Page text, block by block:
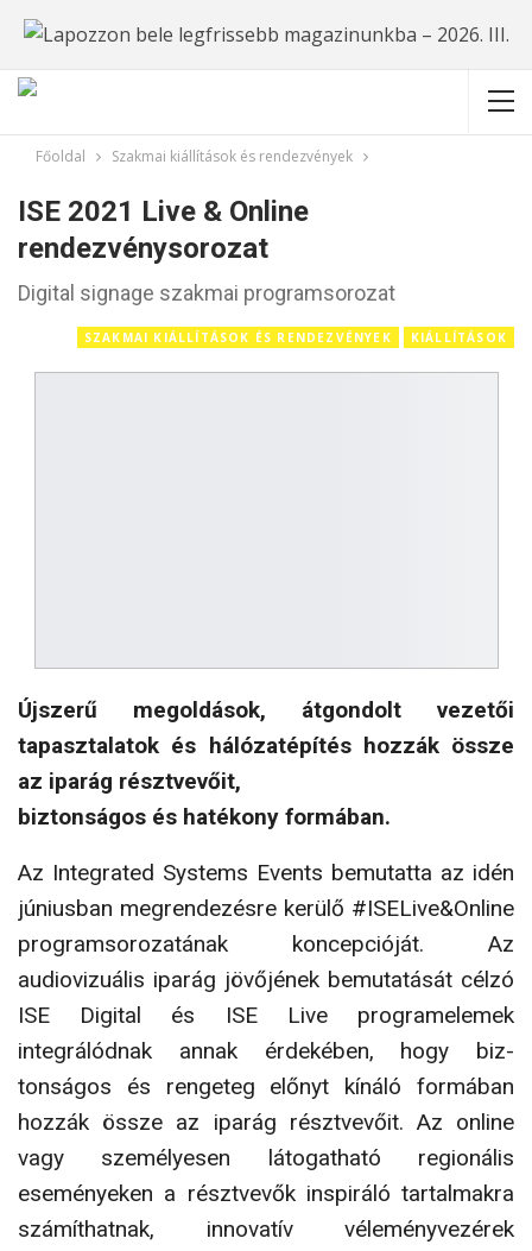
Főoldal Szakmai kiállítások és rendezvények
ISE 2021 Live & Online
rendezvénysorozat
Digital signage szakmai programsorozat
SZAKMAI KIÁLLÍTÁSOK ÉS RENDEZVÉNYEK KIÁLLÍTÁSOK
Újszerű megoldások, átgondolt vezetői
tapasztalatok és hálózatépítés hozzák össze
az iparág résztvevőit,
biztonságos és hatékony formában.
Az Integrated Systems Events bemutatta az idén
júniusban megrendezésre kerülő #ISELive&Online
programsorozatának koncepcióját. Az
audiovizuális iparág jövőjének bemutatását célzó
ISE Digital és ISE Live programelemek
integrálódnak annak érdekében, hogy biz­
tonságos és rengeteg előnyt kínáló formában
hozzák össze az iparág résztvevőit. Az online
vagy személye­sen látogatható regionális
eseményeken a résztvevők inspiráló tartalmakra
számíthatnak, innovatív véle­ményvezérek